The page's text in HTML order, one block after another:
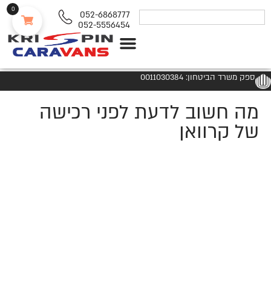
052-6868777
052-5556454
ספק משרד הביטחון: 0011030384
מה חשוב לדעת לפני רכישה
של קרוואן
0